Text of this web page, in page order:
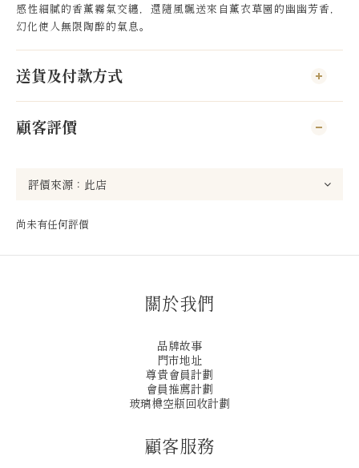
感性細膩的香薰霧氣交纏，還隨風飄送來自薰衣草園的幽幽芳香，
幻化使人無限陶醉的氣息。
送貨及付款方式
顧客評價
尚未有任何評價
關於我們
品牌故事
門市地址
尊貴會員計劃
會員推薦計劃
玻璃樽空瓶回收計劃
顧客服務